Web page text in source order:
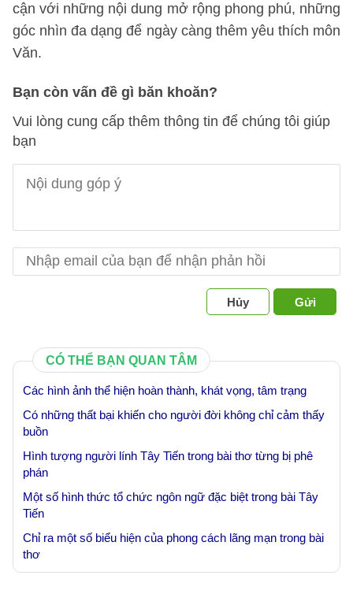
cận với những nội dung mở rộng phong phú, những
góc nhìn đa dạng để ngày càng thêm yêu thích môn
Văn.
Bạn còn vấn đề gì băn khoăn?
Vui lòng cung cấp thêm thông tin để chúng tôi giúp
bạn
Hủy Gửi
CÓ THỂ BẠN QUAN TÂM
Các hình ảnh thể hiện hoàn thành, khát vọng, tâm trạng
Có những thất bại khiến cho người đời không chỉ cảm thấy
buồn
Hình tượng người lính Tây Tiến trong bài thơ từng bị phê
phán
Một số hình thức tổ chức ngôn ngữ đặc biệt trong bài Tây
Tiến
Chỉ ra một số biểu hiện của phong cách lãng mạn trong bài
thơ